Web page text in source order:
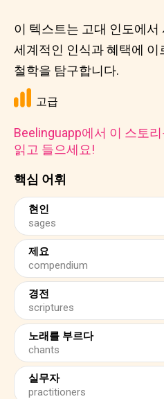
핵심 어휘
현인
sages
제요
compendium
경전
scriptures
노래를 부르다
chants
실무자
practitioners
이 텍스트는 고대 인도에
세계적인 인식과 혜택에
철학을 탐구합니다.
고급
Beelinguapp에서 이 스토
읽고 들으세요!